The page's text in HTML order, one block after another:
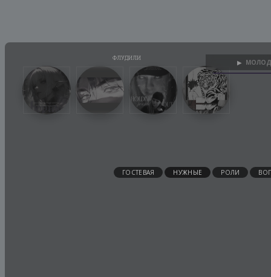
ГОСТЕВАЯ НУЖНЫЕ РОЛИ
▶